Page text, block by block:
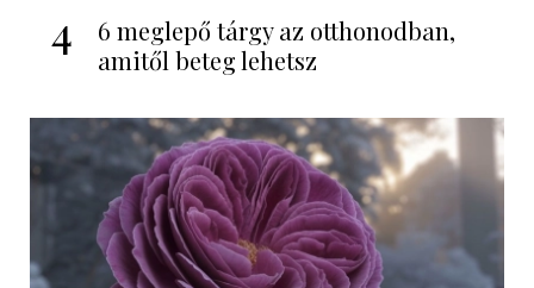
4
6 meglepő tárgy az otthonodban,
amitől beteg lehetsz